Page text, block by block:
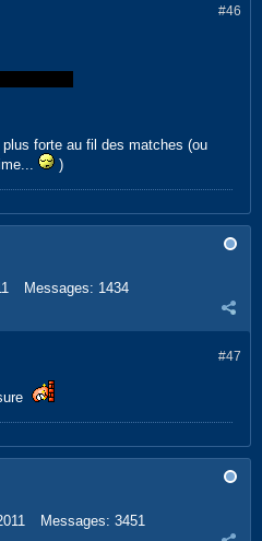
#46
forte au fil des matches (ou
)
Messages: 1434
#47
Messages: 3451